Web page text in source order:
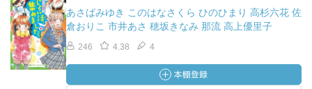
あさばみゆき このはなさくら ひのひまり 高杉六花 佐
倉おりこ 市井あさ 穂坂きなみ 那流 高上優里子
246 4.38 4